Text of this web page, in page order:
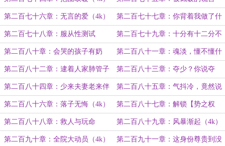
（5k）
第二百七十六章：无言的爱（4k） 第二百七十七章：你背着我做了什
么？（4k）
第二百七十八章：服从性测试
（3k）
第二百七十九章：十分有十二分不
对劲！（3k）
第二百八十章：会哭的孩子有奶
吃，懂事的孩子没人疼（4k）
第二百八十一章：魂淡，懂不懂什
么是血脉羁绊呀！
第二百八十二章：逮着人家肺管子
往死戳（4k）
第二百八十三章：夺少？你说夺
少？！（4k）
第二百八十四章：少来夫妻老来伴 第二百八十五章：气抖冷，竟然说
我不够漂亮？
第二百八十六章：落子无悔（4k） 第二百八十七章：解锁【势之权
杖】第一层！（4k）
第二百八十八章：救人与玩命
（5k）
第二百八十九章：风暴渐起（4k）
第二百九十章：全院大动员（4k） 第二百九十一章：这身份尊贵到没